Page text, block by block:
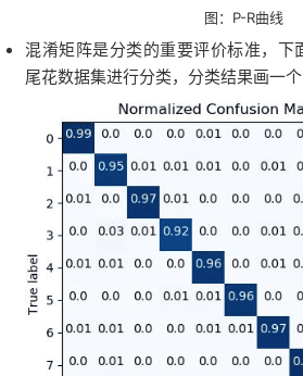
图：P-R曲线
混淆矩阵是分类的重要评价标准，下
尾花数据集进行分类，分类结果画一个